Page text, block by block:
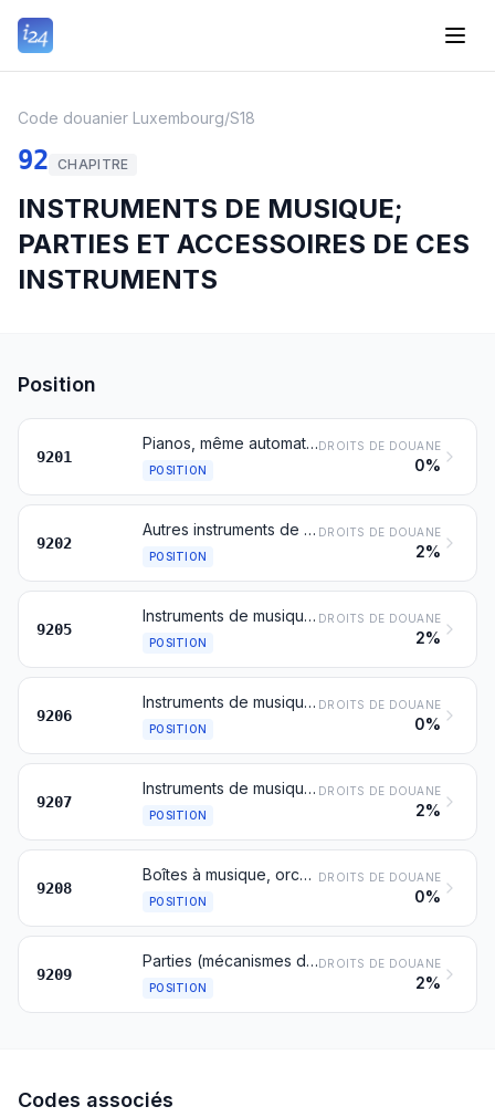
Code douanier Luxembourg/S18
92 CHAPITRE
INSTRUMENTS DE MUSIQUE;
PARTIES ET ACCESSOIRES DE CES
INSTRUMENTS
Position
9201
Pianos, même automatiques; clavecins et autres instruments à cordes à clavier
POSITION
DROITS DE DOUANE
0%
9202
Autres instruments de musique à cordes (guitares, violons, harpes, par exemple)
POSITION
DROITS DE DOUANE
2%
9205
Instruments de musique à vent (orgues à tuyaux et à clavier, accordéons, clarinettes, trompettes, cornemuses, par exemple), autres que les orchestrions et les orgues de Barbarie
POSITION
DROITS DE DOUANE
2%
9206
Instruments de musique à percussion (tambours, caisses, xylophones, cymbales, castagnettes, maracas, par exemple)
POSITION
DROITS DE DOUANE
0%
9207
Instruments de musique dont le son est produit ou doit être amplifié par des moyens électriques (orgues, guitares, accordéons, par exemple)
POSITION
DROITS DE DOUANE
2%
9208
Boîtes à musique, orchestrions, orgues de Barbarie, oiseaux chanteurs, scies musicales et autres instruments de musique non repris dans une autre position du présent chapitre; appeaux de tous types, sifflets, cornes d'appel et autres instruments d'appel ou de signalisation à bouche
POSITION
DROITS DE DOUANE
0%
9209
Parties (mécanismes de boîtes à musique, par exemple) et accessoires (cartes, disques et rouleaux pour appareils à jouer mécaniquement, par exemple) d'instruments de musique; métronomes et diapasons de tous types
POSITION
DROITS DE DOUANE
2%
Codes associés